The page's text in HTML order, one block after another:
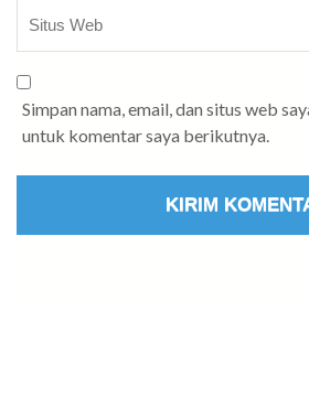
Simpan nama, email, dan situs web
untuk komentar saya berikutnya.